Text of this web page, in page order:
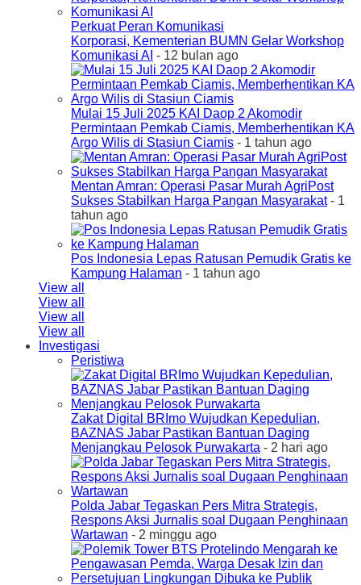
Perkuat Peran Komunikasi
Korporasi, Kementerian BUMN Gelar Workshop
Komunikasi AI - 12 bulan ago
Mulai 15 Juli 2025 KAI Daop 2 Akomodir
Permintaan Pemkab Ciamis, Memberhentikan KA
Argo Wilis di Stasiun Ciamis - 1 tahun ago
Mentan Amran: Operasi Pasar Murah AgriPost
Sukses Stabilkan Harga Pangan Masyarakat- 1
tahun ago
Pos Indonesia Lepas Ratusan Pemudik Gratis ke
Kampung Halaman - 1 tahun ago
View all
View all
View all
View all
Investigasi
Peristiwa
Zakat Digital BRImo Wujudkan Kepedulian,
BAZNAS Jabar Pastikan Bantuan Daging
Menjangkau Pelosok Purwakarta - 2 hari ago
Polda Jabar Tegaskan Pers Mitra Strategis,
Respons Aksi Jurnalis soal Dugaan Penghinaan
Wartawan - 2 minggu ago